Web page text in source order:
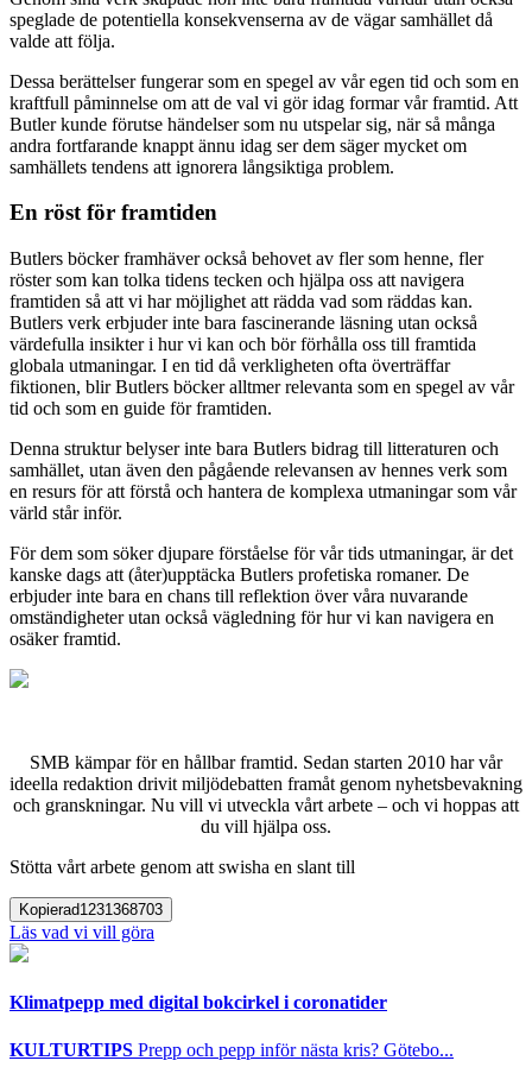
speglade de potentiella konsekvenserna av de vägar samhället då
valde att följa.
Dessa berättelser fungerar som en spegel av vår egen tid och som en
kraftfull påminnelse om att de val vi gör idag formar vår framtid. Att
Butler kunde förutse händelser som nu utspelar sig, när så många
andra fortfarande knappt ännu idag ser dem säger mycket om
samhällets tendens att ignorera långsiktiga problem.
En röst för framtiden
Butlers böcker framhäver också behovet av fler som henne, fler
röster som kan tolka tidens tecken och hjälpa oss att navigera
framtiden så att vi har möjlighet att rädda vad som räddas kan.
Butlers verk erbjuder inte bara fascinerande läsning utan också
värdefulla insikter i hur vi kan och bör förhålla oss till framtida
globala utmaningar. I en tid då verkligheten ofta överträffar
fiktionen, blir Butlers böcker alltmer relevanta som en spegel av vår
tid och som en guide för framtiden.
Denna struktur belyser inte bara Butlers bidrag till litteraturen och
samhället, utan även den pågående relevansen av hennes verk som
en resurs för att förstå och hantera de komplexa utmaningar som vår
värld står inför.
För dem som söker djupare förståelse för vår tids utmaningar, är det
kanske dags att (åter)upptäcka Butlers profetiska romaner. De
erbjuder inte bara en chans till reflektion över våra nuvarande
omständigheter utan också vägledning för hur vi kan navigera en
osäker framtid.
SMB kämpar för en hållbar framtid. Sedan starten 2010 har vår
ideella redaktion drivit miljödebatten framåt genom nyhetsbevakning
och granskningar. Nu vill vi utveckla vårt arbete – och vi hoppas att
du vill hjälpa oss.
Stötta vårt arbete genom att swisha en slant till
Kopierad1231368703
Läs vad vi vill göra
Klimatpepp med digital bokcirkel i coronatider
KULTURTIPS Prepp och pepp inför nästa kris? Götebo...